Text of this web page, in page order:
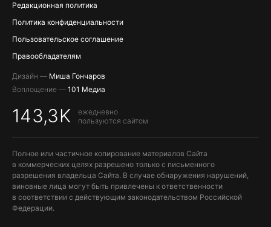
Редакционная политика
Политика конфиденциальности
Пользовательское соглашение
Правообладателям
Дизайн — Миша Гончаров
Воплощение — 101 Медиа
143,3K
ежедневно
пользуются сайтом
Полное или частичное копирование материалов Сайта
в коммерческих целях разрешено только с письменного
разрешения владельца Сайта. В случае обнаружения нарушений,
виновные лица могут быть привлечены к ответственности
в соответствии с действующим законодательством Российской
Федерации.